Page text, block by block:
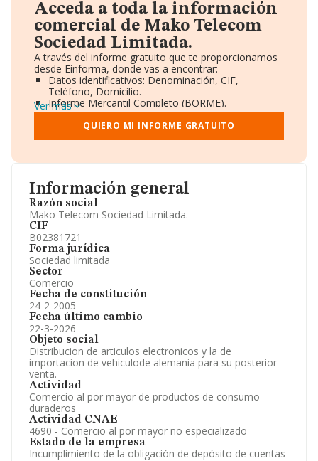
Información general
Razón social
Mako Telecom Sociedad Limitada.
CIF
B02381721
Forma jurídica
Sociedad limitada
Sector
Comercio
Fecha de constitución
24-2-2005
Fecha último cambio
22-3-2026
Objeto social
Distribucion de articulos electronicos y la de
importacion de vehiculode alemania para su posterior
venta.
Actividad
Comercio al por mayor de productos de consumo
duraderos
Actividad CNAE
4690 - Comercio al por mayor no especializado
Estado de la empresa
Incumplimiento de la obligación de depósito de cuentas
Acceda a toda la información
comercial de Mako Telecom
Sociedad Limitada.
A través del informe gratuito que te proporcionamos
desde Einforma, donde vas a encontrar:
Datos identificativos: Denominación, CIF,
Teléfono, Domicilio.
Informe Mercantil Completo (BORME).
Gráficos de Evolución Ventas y Empleados.
Consejo de Administración y Administradores.
Directivos y Ejecutivos.
Información oficial y registral complementaria.
Ver más
QUIERO MI INFORME GRATUITO